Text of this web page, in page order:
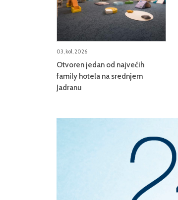
03, kol, 2026
Otvoren jedan od najvećih
family hotela na srednjem
Jadranu